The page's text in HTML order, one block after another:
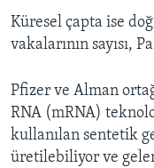
Küresel çapta ise
vakalarının sayısı,
Pfizer ve Alman
RNA (mRNA)
kullanılan sentetik
üretilebiliyor ve